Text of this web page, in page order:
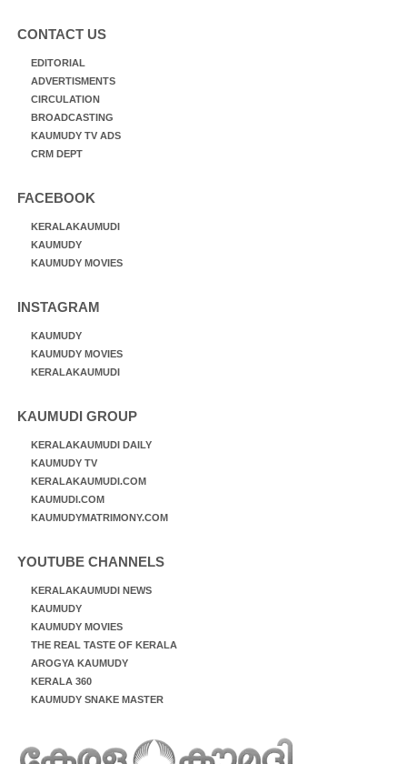
CONTACT US
EDITORIAL
ADVERTISMENTS
CIRCULATION
BROADCASTING
KAUMUDY TV ADS
CRM DEPT
FACEBOOK
KERALAKAUMUDI
KAUMUDY
KAUMUDY MOVIES
INSTAGRAM
KAUMUDY
KAUMUDY MOVIES
KERALAKAUMUDI
KAUMUDI GROUP
KERALAKAUMUDI DAILY
KAUMUDY TV
KERALAKAUMUDI.COM
KAUMUDI.COM
KAUMUDYMATRIMONY.COM
YOUTUBE CHANNELS
KERALAKAUMUDI NEWS
KAUMUDY
KAUMUDY MOVIES
THE REAL TASTE OF KERALA
AROGYA KAUMUDY
KERALA 360
KAUMUDY SNAKE MASTER